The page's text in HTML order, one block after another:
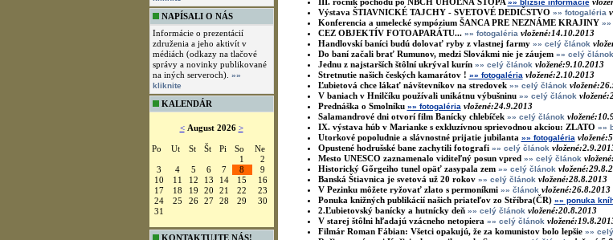
NAPÍSALI O NÁS
Informácie o prezentácií
združenia a jeho aktivít v
médiách (odkazy na tlačové
správy a novinky publikované
na iných serveroch).
»»
kliknite
»» bližšie informácie
Výstava ŠTIAVNICKÉ TAJCHY - SVETOVÉ DEDIČSTVO »» fotogaléria
Konferencia a umelecké sympózium ŠANCA PRE NEZNÁME KRAJINY »»
CEZ OBJEKTÍV FOTOAPARÁTU... »» fotogaléria vložené:14.10.2013
Handlovskí baníci budú dolovať ryby z vlastnej farmy »» celý článok
Do baní začali brať Rumunov, medzi Slovákmi nie je záujem »» celý článok
Jednu z najstarších štôlní ukrýval kurín »» celý článok vložené:9.10.2013
Stretnutie našich českých kamarátov ! »» fotogaléria vložené:2.10.2013
Ľubietová chce lákať návštevníkov na stredovek »» celý článok
V baniach v Hnilčíku používali unikátnu výbušninu »» celý článok
Prednáška o Smolníku »» fotogaléria vložené:24.9.2013
Salamandrové dni otvorí film Banícky chlebíček »» celý článok
IX. výstava húb v Marianke s exkluzívnou sprievodnou akciou: ZLATO »»
Utorkové popoludnie a slávnostné prijatie jubilanta »» fotogaléria
Opustené hodrušské bane zachytili fotografi »» celý článok
Mesto UNESCO zaznamenalo viditeľný posun vpred »» celý článok
Historický Gőrgeiho tunel opäť zasypala zem »» celý článok
Banská Štiavnica je svetová už 20 rokov »» celý článok vložené:28.8.2013
V Pezinku môžete ryžovať zlato s permoníkmi »» článok vložené:26.8.2013
Ponuka knižných publikácií našich priateľov zo Stříbra(ČR) »» ponuka
2.Ľubietovský banícky a hutnícky deň »» celý článok vložené:20.8.2013
V starej štôlni hľadajú vzácneho netopiera »» celý článok
Filmár Roman Fábian: Všetci opakujú, že za komunistov bolo lepšie »»